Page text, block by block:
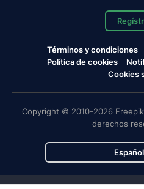
Términos y condiciones
Política de cookies
Cookies
Copyright © 2010-2026
derechos
Español